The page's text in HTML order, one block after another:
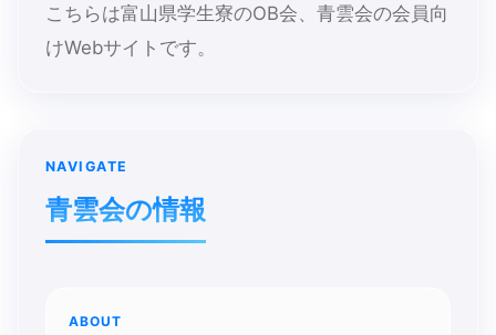
こちらは富山県学生寮のOB会、青雲会の会員向
けWebサイトです。
NAVIGATE
青雲会の​情報
ABOUT